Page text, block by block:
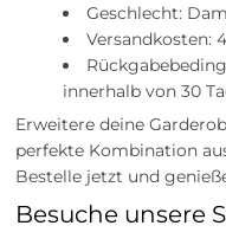
Geschlecht:
Versandkosten:
innerhalb von 30
Erweitere deine
perfekte Kombination
Bestelle jetzt und
Besuche unsere